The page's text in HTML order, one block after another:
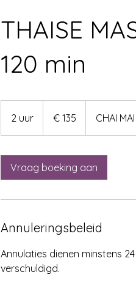
THAISE
120 min
2 uur
u
€ 135 CHAI
Vraag boeking aan
Annuleringsbeleid
Annulaties dienen minstens
verschuldigd.